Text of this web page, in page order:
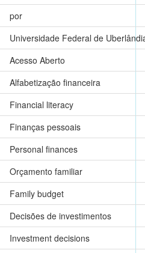
por
Universidade Federal de
Acesso Aberto
Alfabetização financeira
Financial literacy
Finanças pessoais
Personal finances
Orçamento familiar
Family budget
Decisões de investimentos
Investment decisions